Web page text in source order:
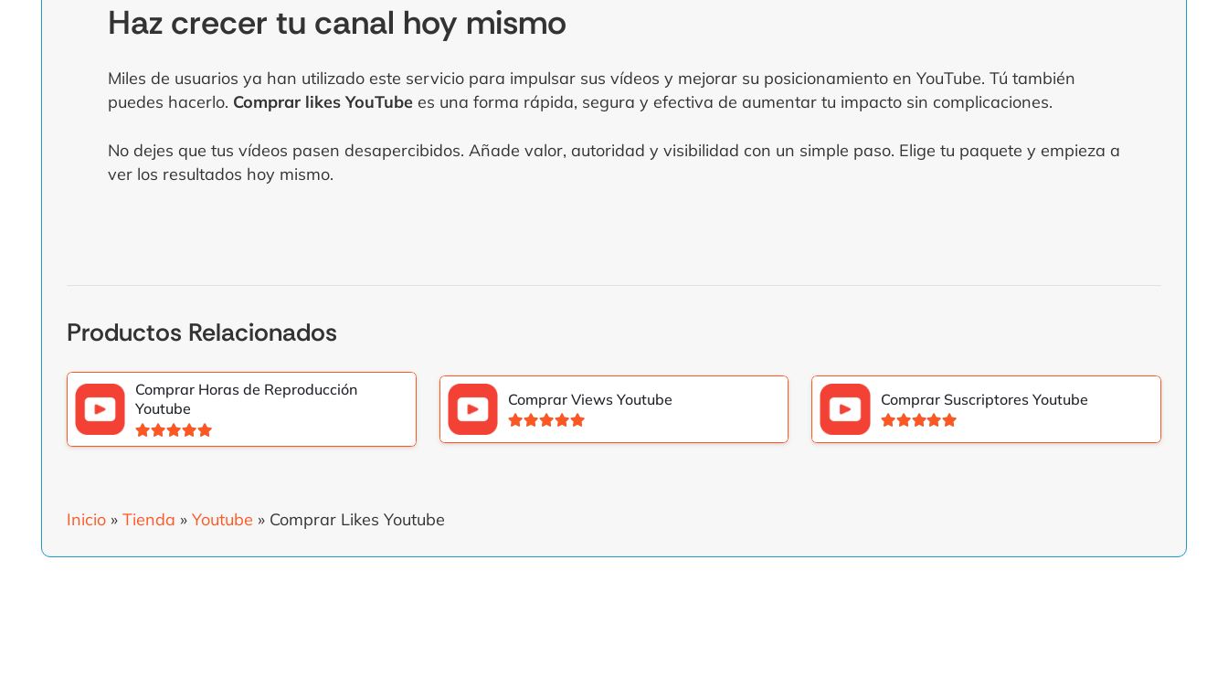
Haz crecer tu canal hoy mismo
Miles de usuarios ya han utilizado este servicio para impulsar sus vídeos y mejorar su posicionamiento en YouTube. Tú también
puedes hacerlo. Comprar likes YouTube es una forma rápida, segura y efectiva de aumentar tu impacto sin complicaciones.
No dejes que tus vídeos pasen desapercibidos. Añade valor, autoridad y visibilidad con un simple paso. Elige tu paquete y empieza a
ver los resultados hoy mismo.
Productos Relacionados
Comprar Horas de Reproducción
Youtube
Valorado con5.00de 5
Comprar Views Youtube Comprar Suscriptores Youtube
Inicio » Tienda » Youtube » Comprar Likes Youtube